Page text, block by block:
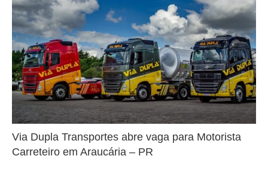
Via Dupla Transportes abre vaga para Motorista
Carreteiro em Araucária – PR